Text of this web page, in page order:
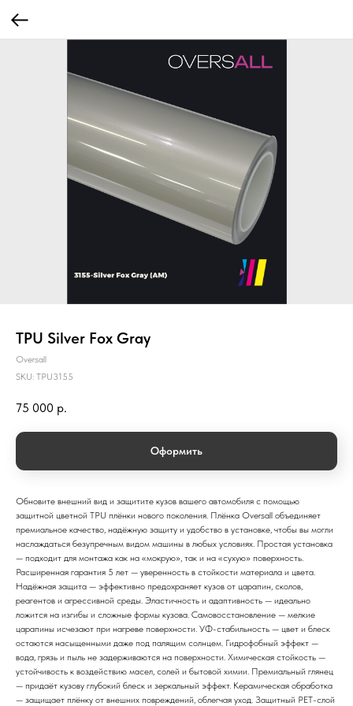
TPU Silver Fox Gray
Oversall
SKU: TPU3155
75 000 р.
Оформить
Обновите внешний вид и защитите кузов вашего автомобиля с помощью
защитной цветной TPU плёнки нового поколения. Плёнка Oversall объединяет
премиальное качество, надёжную защиту и удобство в установке, чтобы вы могли
наслаждаться безупречным видом машины в любых условиях. Простая установка
— подходит для монтажа как на «мокрую», так и на «сухую» поверхность.
Расширенная гарантия 5 лет — уверенность в стойкости материала и цвета.
Надёжная защита — эффективно предохраняет кузов от царапин, сколов,
реагентов и агрессивной среды. Эластичность и адаптивность — идеально
ложится на изгибы и сложные формы кузова. Самовосстановление — мелкие
царапины исчезают при нагреве поверхности. УФ-стабильность — цвет и блеск
остаются насыщенными даже под палящим солнцем. Гидрофобный эффект —
вода, грязь и пыль не задерживаются на поверхности. Химическая стойкость —
устойчивость к воздействию масел, солей и бытовой химии. Премиальный глянец
— придаёт кузову глубокий блеск и зеркальный эффект. Керамическая обработка
— защищает плёнку от внешних повреждений, облегчая уход. Защитный PET-слой